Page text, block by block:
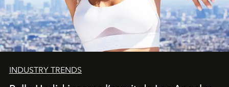
INDUSTRY TRENDS